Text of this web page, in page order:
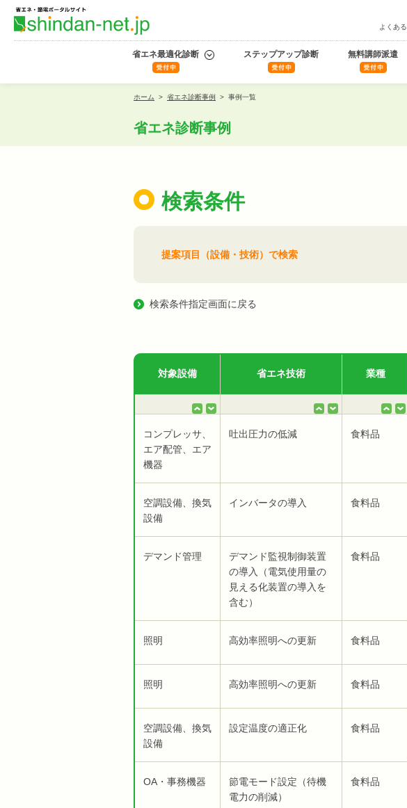
よくあ
省エネ最適化診断 ステップアップ診断 無料講師派遣
ホーム > 省エネ診断事例 > 事例一覧
省エネ診断事例
検索条件
提案項目（設備・技術）で検索
検索条件指定画面に戻る
対象設備 省エネ技術 業種
コンプレッサ、
エア配管、エア
機器
吐出圧力の低減 食料品
空調設備、換気
設備
インバータの導入 食料品
デマンド管理
デマンド監視制御装置
の導入（電気使用量の
見える化装置の導入を
含む）
食料品
照明 高効率照明への更新 食料品
照明 高効率照明への更新 食料品
空調設備、換気
設備
設定温度の適正化 食料品
OA・事務機器
節電モード設定（待機
電力の削減）
食料品